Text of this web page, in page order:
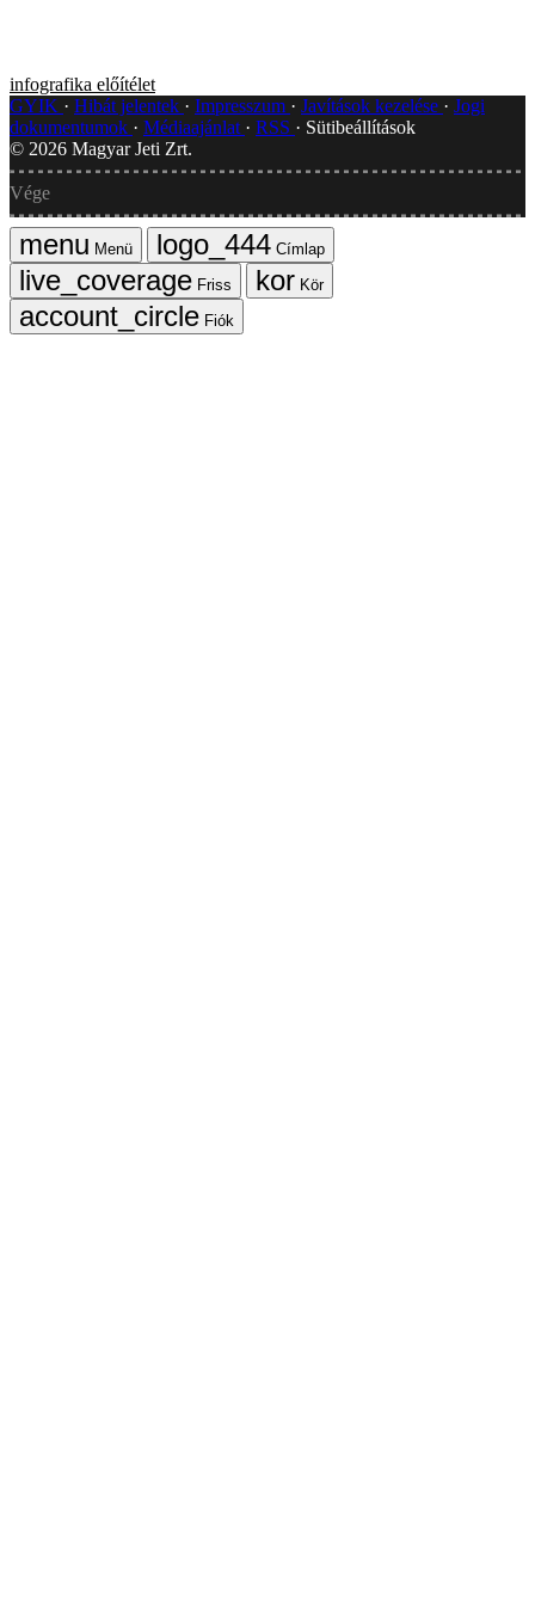
infografika előítélet
GYIK
Hibát jelentek Impresszum Javítások kezelése
Jogi
dokumentumok
Médiaajánlat RSS
Sütibeállítások
© 2026 Magyar Jeti Zrt.
Vége
Menü
Címlap
Friss
Kör
Fiók